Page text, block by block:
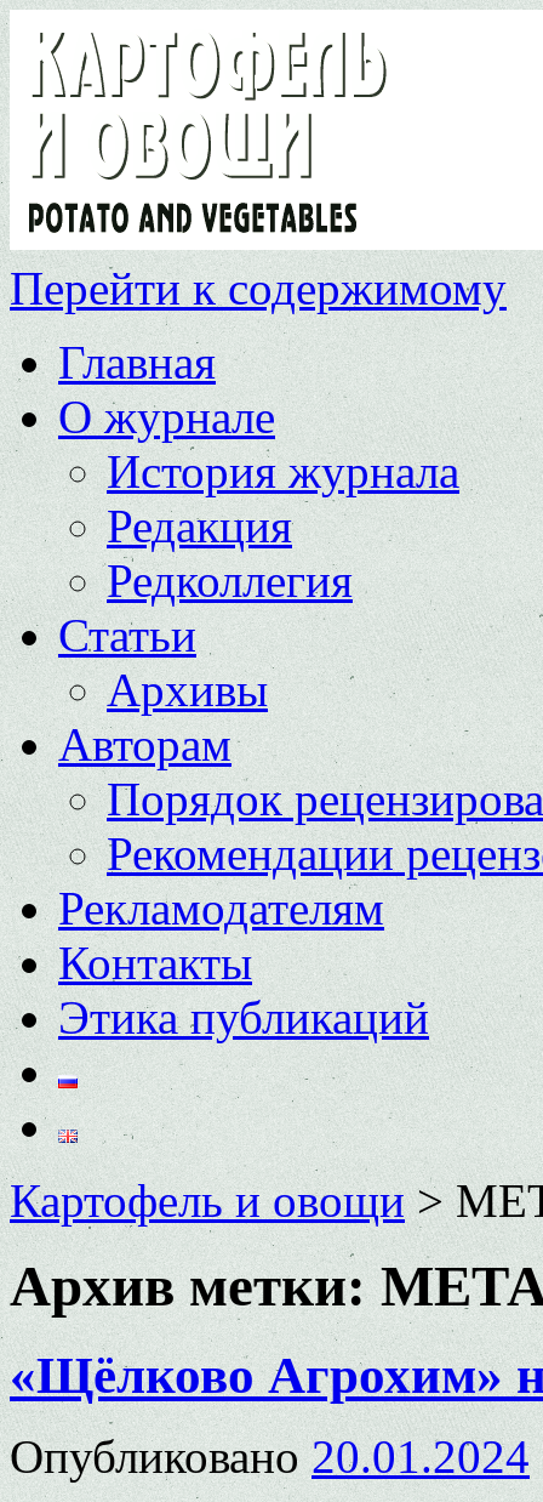
Перейти к содержимому
Главная
О журнале
История журнала
Редакция
Редколлегия
Статьи
Архивы
Авторам
Порядок
Рекомендации
Рекламодателям
Контакты
Этика публикаций
Картофель и овощи>
Архив метки:
«Щёлково Агрохим»
Опубликовано 20.01.2024